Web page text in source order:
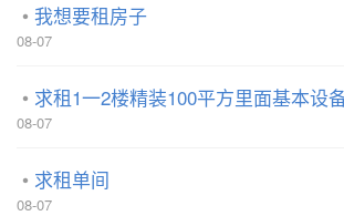
我想要租房子
08-07
求租1一2楼精装100平方里面基本设
08-07
求租单间
08-07